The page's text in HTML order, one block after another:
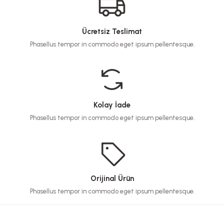
Ücretsiz Teslimat
Phasellus tempor in commodo eget ipsum pellentesque.
Kolay İade
Phasellus tempor in commodo eget ipsum pellentesque.
Orijinal Ürün
Phasellus tempor in commodo eget ipsum pellentesque.